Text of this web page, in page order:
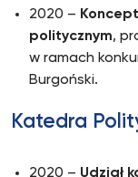
2020 –
politycznym,
w ramach
Burgoński.
Katedra
2020 – Udział